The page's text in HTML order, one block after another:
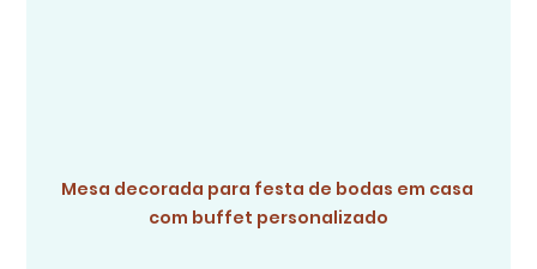
Mesa decorada para festa de bodas em casa
com buffet personalizado